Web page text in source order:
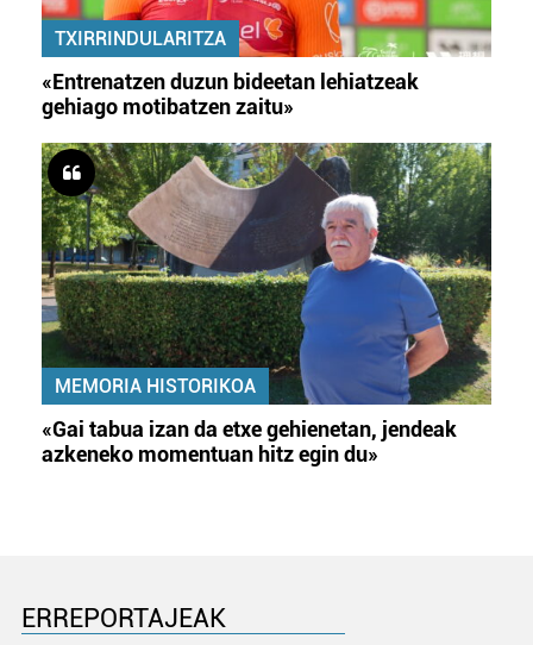
TXIRRINDULARITZA
«Entrenatzen duzun bideetan lehiatzeak
gehiago motibatzen zaitu»
MEMORIA HISTORIKOA
«Gai tabua izan da etxe gehienetan, jendeak
azkeneko momentuan hitz egin du»
ERREPORTAJEAK